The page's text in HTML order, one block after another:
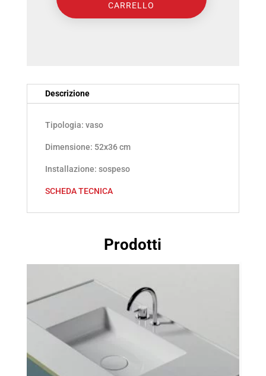
QUADRA
SENZA
BIANCO
LUCIDO
(09VSRQ1)
CARRELLO
Descrizione
Tipologia: vaso
Dimensione: 52x36 cm
Installazione: sospeso
SCHEDA TECNICA
Prodotti